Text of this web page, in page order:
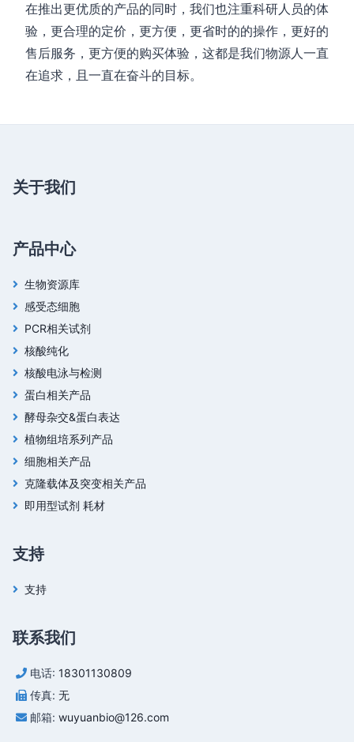
在推出更优质的产品的同时，我们也注重科研人员的体
验，更合理的定价，更方便，更省时的的操作，更好的
售后服务，更方便的购买体验，这都是我们物源人一直
在追求，且一直在奋斗的目标。
关于我们
产品中心
生物资源库
感受态细胞
PCR相关试剂
核酸纯化
核酸电泳与检测
蛋白相关产品
酵母杂交&蛋白表达
植物组培系列产品
细胞相关产品
克隆载体及突变相关产品
即用型试剂 耗材
支持
支持
联系我们
电话: 18301130809
传真: 无
邮箱: wuyuanbio@126.com